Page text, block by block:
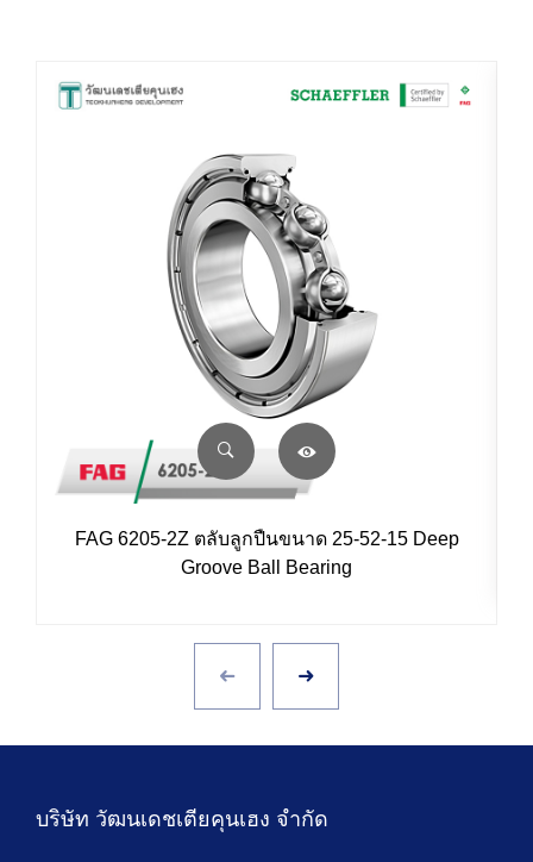
FAG 6205-2Z ตลับลูกปืนขนาด 25-52-15 Deep
Groove Ball Bearing
บริษัท วัฒนเดชเตียคุนเฮง จำกัด